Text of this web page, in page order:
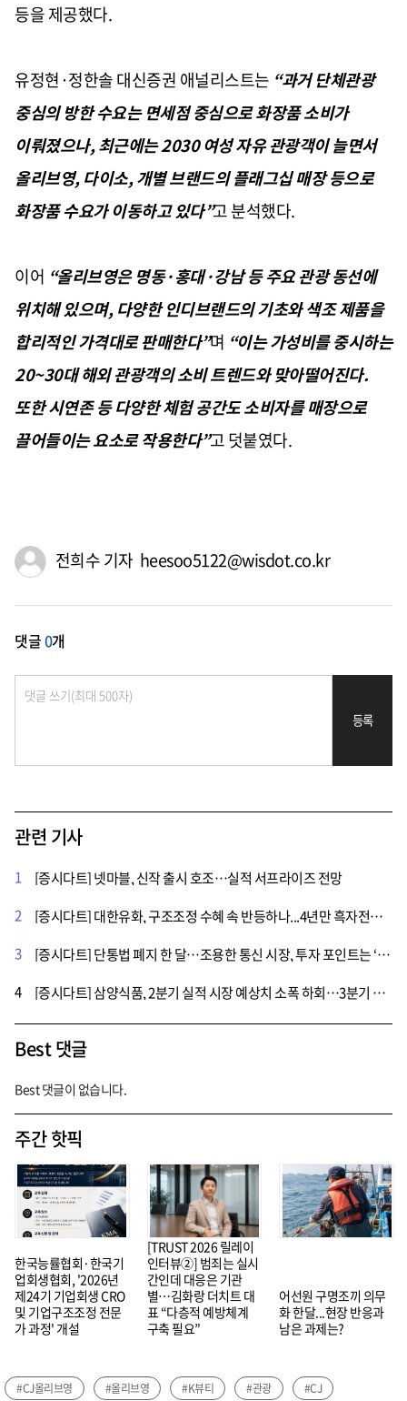
등을 제공했다.
유정현·정한솔 대신증권 애널리스트는 “과거 단체관광
중심의 방한 수요는 면세점 중심으로 화장품 소비가
이뤄졌으나,최근에는2030여성 자유 관광객이 늘면서
올리브영,다이소,개별 브랜드의 플래그십 매장 등으로
화장품 수요가 이동하고 있다”고 분석했다.
이어 “올리브영은 명동·홍대·강남 등 주요 관광 동선에
위치해 있으며,다양한 인디브랜드의 기초와 색조 제품을
합리적인 가격대로 판매한다”며 “이는 가성비를 중시하는
20~30대 해외 관광객의 소비 트렌드와 맞아떨어진다.
또한 시연존 등 다양한 체험 공간도 소비자를 매장으로
끌어들이는 요소로 작용한다”고 덧붙였다.
전희수 기자 heesoo5122@wisdot.co.kr
댓글0개
등록
관련 기사
1
[증시다트] 넷마블, 신작 출시 호조…실적 서프라이즈 전망
2
[증시다트] 대한유화, 구조조정 수혜 속 반등하나...4년만 흑자전환 전망
3
[증시다트] 단통법 폐지 한 달…조용한 통신 시장, 투자 포인트는 ‘주주환원·AI’
4
[증시다트] 삼양식품, 2분기 실적 시장 예상치 소폭 하회…3분기 성장 기대
Best 댓글
Best 댓글이 없습니다.
주간 핫픽
한국능률협회·한국기
업회생협회, '2026년
제24기 기업회생 CRO
및 기업구조조정 전문
가 과정' 개설
[TRUST 2026 릴레이
인터뷰②] 범죄는 실시
간인데 대응은 기관
별…김화랑 더치트 대
표 “다층적 예방체계
구축 필요”
어선원 구명조끼 의무
화 한달...현장 반응과
남은 과제는?
#CJ올리브영 #올리브영 #K뷰티 #관광 #CJ